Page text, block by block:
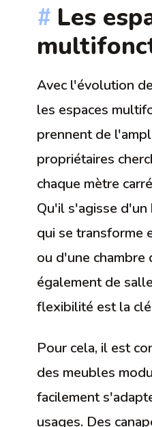
Les
Avec l'évolution
les espaces
prennent de
propriétaires
chaque mètre
Qu'il s'agisse d'un
qui se transforme
ou d'une chambre
également de
flexibilité est la
Pour cela, il est
des meubles
facilement
usages. Des